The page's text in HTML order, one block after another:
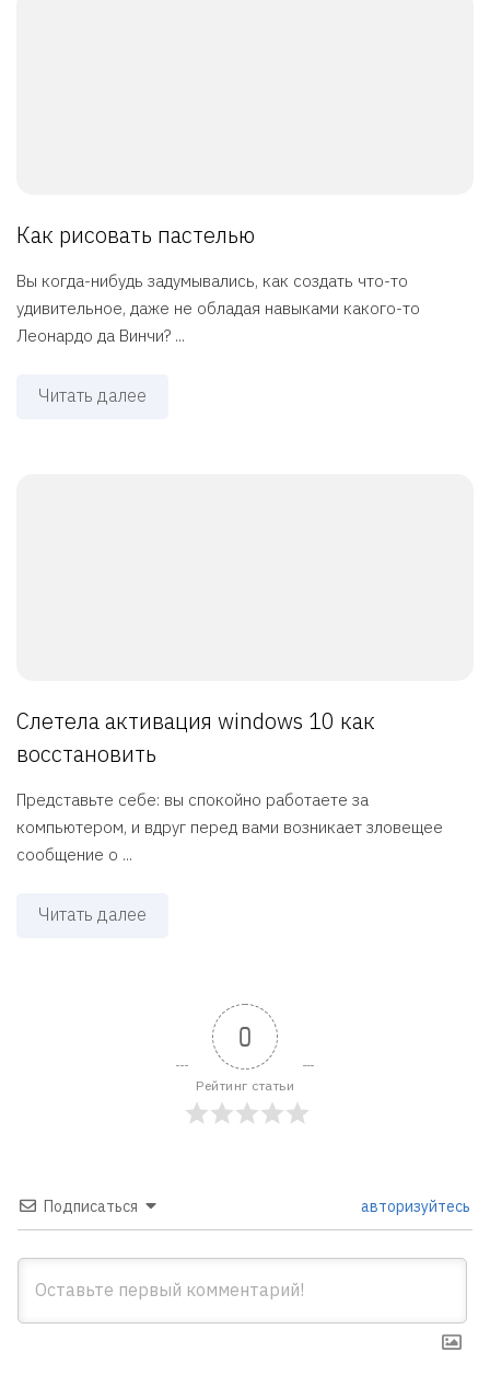
Как рисовать пастелью
Вы когда-нибудь задумывались, как создать что-то
удивительное, даже не обладая навыками какого-то
Леонардо да Винчи? ...
Читать далее
Слетела активация windows 10 как
восстановить
Представьте себе: вы спокойно работаете за
компьютером, и вдруг перед вами возникает зловещее
сообщение о ...
Читать далее
0
Рейтинг статьи
Подписаться авторизуйтесь